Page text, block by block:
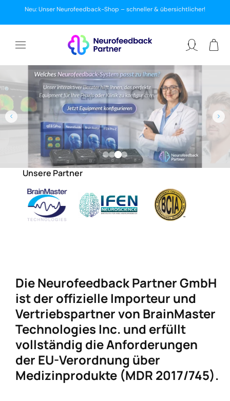
ZUM
INHALTNeu: Unser Neurofeedback-Shop – schneller & übersichtlicher!
Einloggen
Unsere Partner
Die Neurofeedback Partner GmbH
ist der offizielle Importeur und
Vertriebspartner von BrainMaster
Technologies Inc. und erfüllt
vollständig die Anforderungen
der EU-Verordnung über
Medizinprodukte (MDR 2017/745).